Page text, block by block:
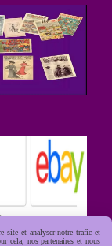
site et analyser notre trafic et
cela, nos partenaires et nous